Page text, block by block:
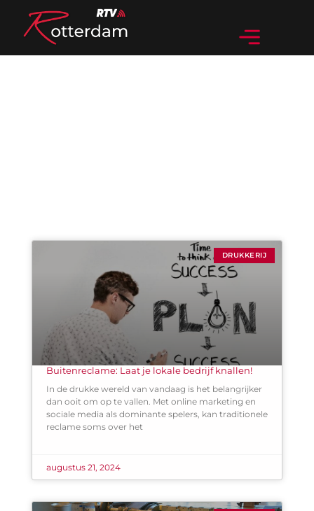
DRUKKERIJ
Buitenreclame: Laat je lokale bedrijf knallen!
In de drukke wereld van vandaag is het belangrijker
dan ooit om op te vallen. Met online marketing en
sociale media als dominante spelers, kan traditionele
reclame soms over het
augustus 21, 2024